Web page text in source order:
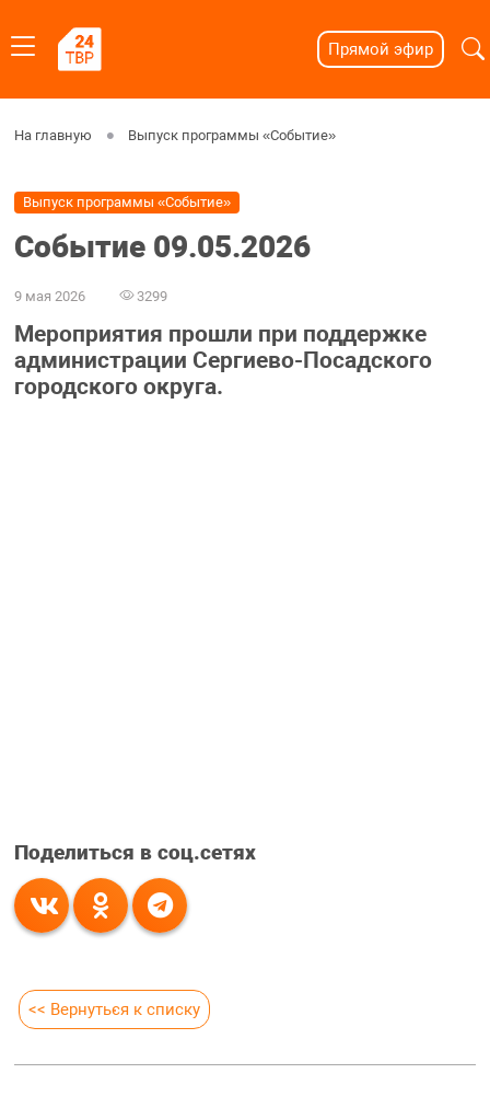
Прямой эфир
На главную Выпуск программы «Событие»
Выпуск программы «Событие»
Событие 09.05.2026
9 мая 2026 3299
Мероприятия прошли при поддержке
администрации Сергиево-Посадского
городского округа.
Поделиться в соц.сетях
<< Вернуться к списку